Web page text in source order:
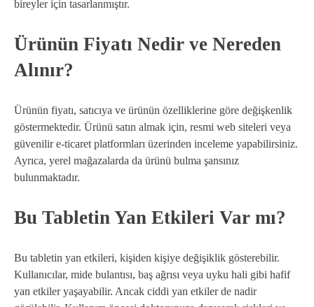
bireyler için tasarlanmıştır.
Ürünün Fiyatı Nedir ve Nereden
Alınır?
Ürünün fiyatı, satıcıya ve ürünün özelliklerine göre değişkenlik
göstermektedir. Ürünü satın almak için, resmi web siteleri veya
güvenilir e-ticaret platformları üzerinden inceleme yapabilirsiniz.
Ayrıca, yerel mağazalarda da ürünü bulma şansınız
bulunmaktadır.
Bu Tabletin Yan Etkileri Var mı?
Bu tabletin yan etkileri, kişiden kişiye değişiklik gösterebilir.
Kullanıcılar, mide bulantısı, baş ağrısı veya uyku hali gibi hafif
yan etkiler yaşayabilir. Ancak ciddi yan etkiler de nadir